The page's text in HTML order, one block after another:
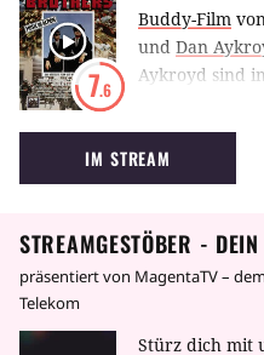
7.6
Buddy-Film
und Dan
Aykroyd sind
Auftrag des
IM STREAM
STREAMGESTÖBER -
präsentiert von MagentaTV –
Telekom
Stürz dich mit